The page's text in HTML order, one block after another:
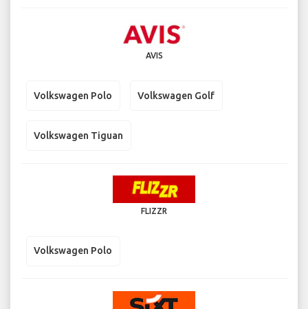
AVIS
Volkswagen Polo Volkswagen Golf
Volkswagen Tiguan
FLIZZR
Volkswagen Polo